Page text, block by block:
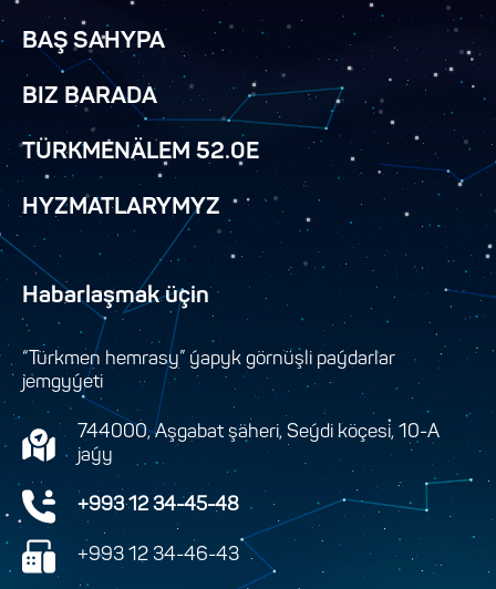
BAŞ SAHYPA
BIZ BARADA
TÜRKMENÄLEM 52.0E
HYZMATLARYMYZ
Habarlaşmak üçin
“Türkmen hemrasy” ýapyk görnüşli paýdarlar
jemgyýeti
744000, Aşgabat şäheri, Seýdi köçesi, 10-A
jaýy
+993 12 34-45-48
+993 12 34-46-43